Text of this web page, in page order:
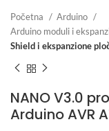
Početna
Arduino
Arduino moduli i
Shield i ekspanzione
NANO V3.0
Arduino AVR